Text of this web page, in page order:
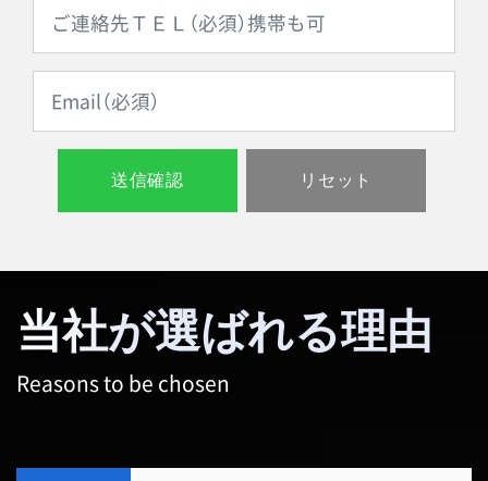
当社が選ばれる理由
Reasons to be chosen